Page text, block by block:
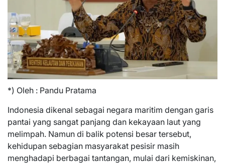
*) Oleh : Pandu Pratama
Indonesia dikenal sebagai negara maritim dengan garis
pantai yang sangat panjang dan kekayaan laut yang
melimpah. Namun di balik potensi besar tersebut,
kehidupan sebagian masyarakat pesisir masih
menghadapi berbagai tantangan, mulai dari kemiskinan,